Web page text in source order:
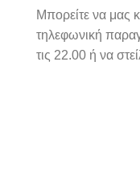
Μπορείτε να μας
τηλεφωνική
τις 22.00 ή να